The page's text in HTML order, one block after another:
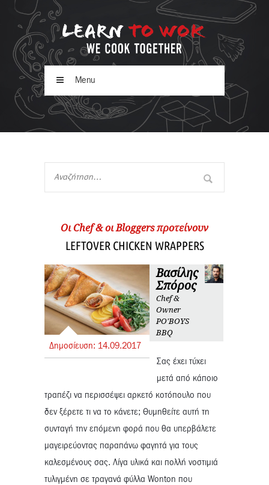
Menu
Oι Chef & οι Βloggers προτείνουν
LEFTOVER CHICKEN WRAPPERS
Δημοσίευση: 14.09.2017
Βασίλης
Σπόρος
Chef &
Owner
PO'BOYS
BBQ
Σας έχει τύχει
μετά από κάποιο
τραπέζι να περισσέψει αρκετό κοτόπουλο που
δεν ξέρετε τι να το κάνετε; Θυμηθείτε αυτή τη
συνταγή την επόμενη φορά που θα υπερβάλετε
μαγειρεύοντας παραπάνω φαγητά για τους
καλεσμένους σας. Λίγα υλικά και πολλή νοστιμιά
τυλιγμένη σε τραγανά φύλλα Wonton που